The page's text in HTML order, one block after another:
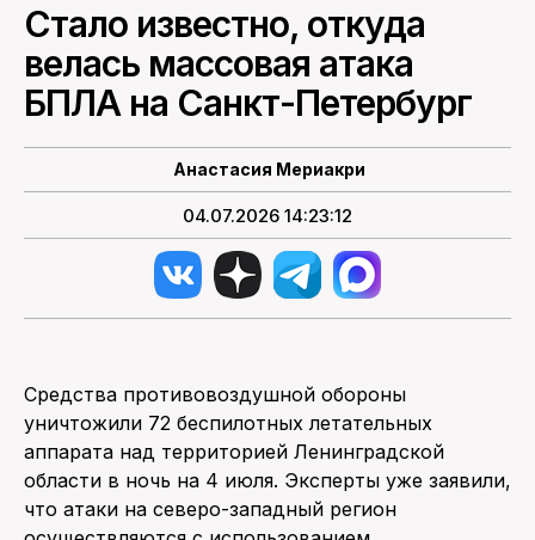
Стало известно, откуда
велась массовая атака
БПЛА на Санкт-Петербург
Анастасия Мериакри
04.07.2026 14:23:12
Средства противовоздушной обороны
уничтожили 72 беспилотных летательных
аппарата над территорией Ленинградской
области в ночь на 4 июля. Эксперты уже заявили,
что атаки на северо-западный регион